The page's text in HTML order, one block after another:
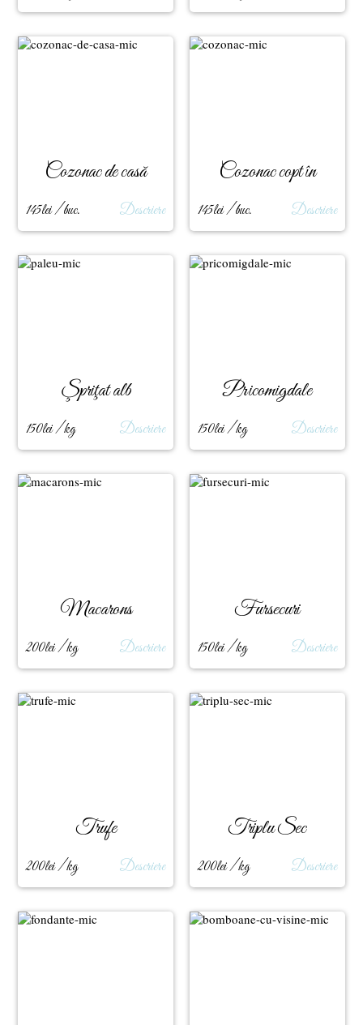
Cozonac de casă
145lei / buc. Descriere
Cozonac copt în
145lei / buc. Descriere
Şpriţat alb
150lei / kg Descriere
Pricomigdale
150lei / kg Descriere
Macarons
200lei / kg Descriere
Fursecuri
150lei / kg Descriere
Trufe
200lei / kg Descriere
Triplu Sec
200lei / kg Descriere